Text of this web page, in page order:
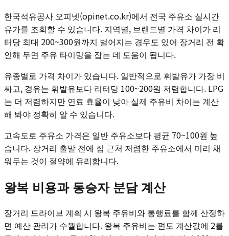
한국석유공사 오피넷(opinet.co.kr)에서 전국 주유소 실시간
유가를 조회할 수 있습니다. 지역별, 브랜드별 가격 차이가 리
터당 최대 200~300원까지 벌어지는 경우도 있어 장거리 전 확
인해 두면 주유 타이밍을 잡는 데 도움이 됩니다.
유종별로 가격 차이가 있습니다. 일반적으로 휘발유가 가장 비
싸고, 경유는 휘발유보다 리터당 100~200원 저렴합니다. LPG
는 더 저렴하지만 연료 효율이 낮아 실제 주유비 차이는 계산
해 봐야 정확히 알 수 있습니다.
고속도로 주유소 가격은 일반 주유소보다 평균 70~100원 높
습니다. 장거리 출발 전에 집 근처 저렴한 주유소에서 미리 채
워두는 것이 절약에 유리합니다.
왕복 비용과 동승자 분담 계산
장거리 드라이브 계획 시 왕복 주유비와 통행료를 함께 산정하
면 예산 관리가 수월합니다. 왕복 주유비는 편도 계산값에 2를